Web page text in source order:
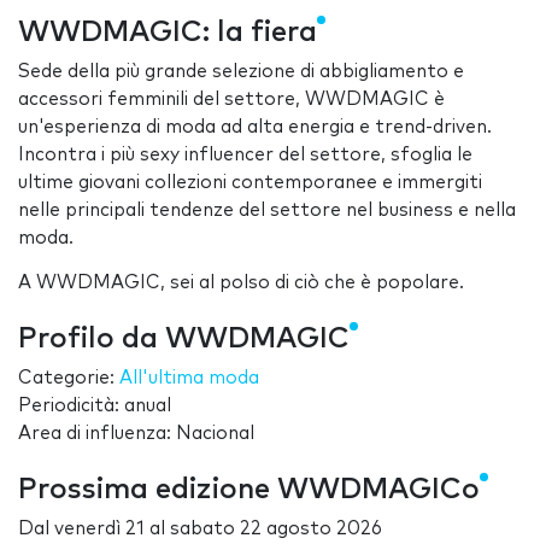
WWDMAGIC: la fiera
Sede della più grande selezione di abbigliamento e
accessori femminili del settore, WWDMAGIC è
un'esperienza di moda ad alta energia e trend-driven.
Incontra i più sexy influencer del settore, sfoglia le
ultime giovani collezioni contemporanee e immergiti
nelle principali tendenze del settore nel business e nella
moda.
A WWDMAGIC, sei al polso di ciò che è popolare.
Profilo da WWDMAGIC
Categorie: All'ultima moda
Periodicità: anual
Area di influenza: Nacional
Prossima edizione WWDMAGICo
Dal venerdì 21 al sabato 22 agosto 2026